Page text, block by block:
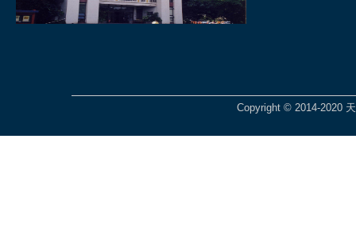
Copyright © 2014-2020